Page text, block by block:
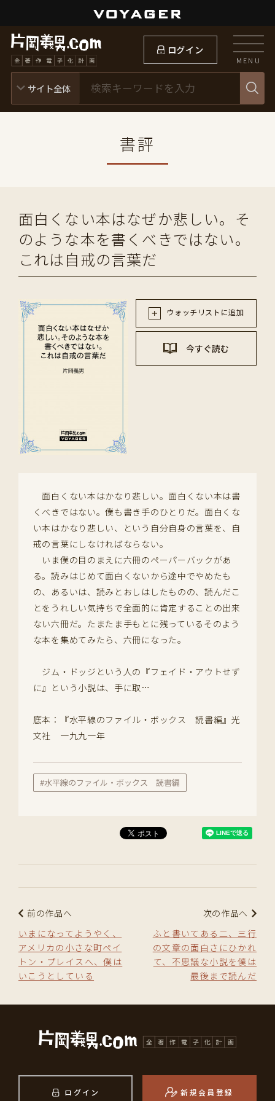
ログイン
MENU
書評
面白くない本はなぜか悲しい。そ
のような本を書くべきではない。
これは自戒の言葉だ
ウォッチリストに追加
今すぐ読む
面白くない本はかなり悲しい。面白くない本は書
くべきではない。僕も書き手のひとりだ。面白くな
い本はかなり悲しい、という自分自身の言葉を、自
戒の言葉にしなければならない。
いま僕の目のまえに六冊のペーパーバックがあ
る。読みはじめて面白くないから途中でやめたも
の、あるいは、読みとおしはしたものの、読んだこ
とをうれしい気持ちで全面的に肯定することの出来
ない六冊だ。たまたま手もとに残っているそのよう
な本を集めてみたら、六冊になった。
ジム・ドッジという人の『フェイド・アウトせず
に』という小説は、手に取…
底本：『水平線のファイル・ボックス 読書編』光
文社 一九九一年
#水平線のファイル・ボックス 読書編
前の作品へ
いまになってようやく、
アメリカの小さな町ペイ
トン・プレイスへ、僕は
いこうとしている
次の作品へ
ふと書いてある二、三行
の文章の面白さにひかれ
て、不思議な小説を僕は
最後まで読んだ
ログイン 新規会員登録